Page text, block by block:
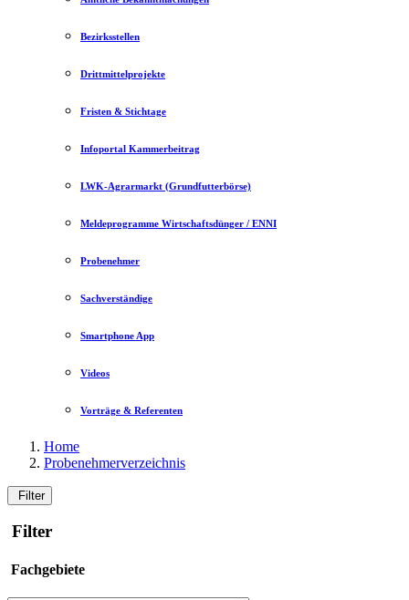
Bezirksstellen
Drittmittelprojekte
Fristen & Stichtage
Infoportal Kammerbeitrag
LWK-Agrarmarkt (Grundfutterbörse)
Meldeprogramme Wirtschaftsdünger / ENNI
Probenehmer
Sachverständige
Smartphone App
Videos
Vorträge & Referenten
Home
Probenehmerverzeichnis
Filter
Filter
Fachgebiete